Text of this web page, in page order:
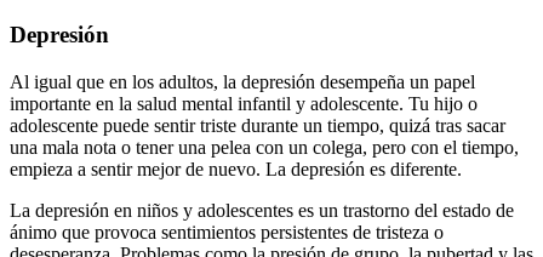
Depresión
Al igual que en los adultos, la depresión desempeña un papel
importante en la salud mental infantil y adolescente. Tu hijo o
adolescente puede sentir triste durante un tiempo, quizá tras sacar
una mala nota o tener una pelea con un colega, pero con el tiempo,
empieza a sentir mejor de nuevo. La depresión es diferente.
La depresión en niños y adolescentes es un trastorno del estado de
ánimo que provoca sentimientos persistentes de tristeza o